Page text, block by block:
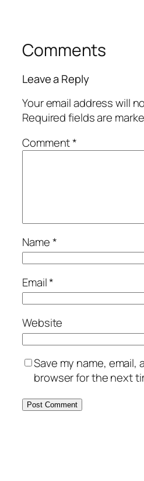
Comments
Leave a Reply
Your email address will
Required fields are
Comment*
Name*
Email*
Website
Save my name,
browser for the next